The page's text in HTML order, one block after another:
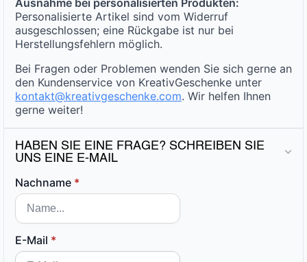
Personalisierte Artikel sind vom Widerruf
ausgeschlossen; eine Rückgabe ist nur bei
Herstellungsfehlern möglich.
Bei Fragen oder Problemen wenden Sie sich gerne an
den Kundenservice von KreativGeschenke unter
kontakt@kreativgeschenke.com. Wir helfen Ihnen
gerne weiter!
HABEN SIE EINE FRAGE? SCHREIBEN SIE
UNS EINE E-MAIL
Nachname *
E-Mail *